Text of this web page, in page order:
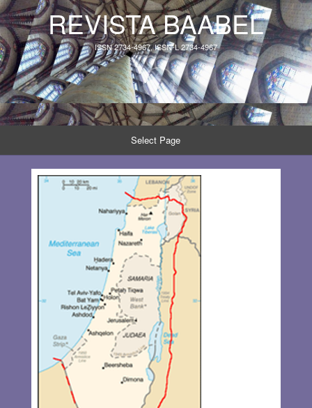
REVISTA BAABEL
ISSN 2734-4967, ISSN-L 2734-4967
Select Page